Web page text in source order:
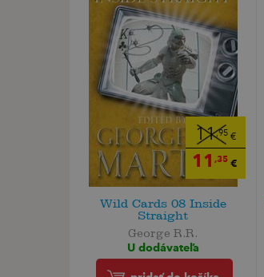
11,95 €
11 ,35 €
Wild Cards 08 Inside
Straight
George R.R.
U dodávateľa